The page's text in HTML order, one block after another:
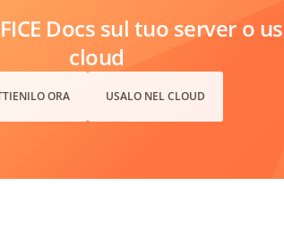
Docs sul tuo server o
cloud
ORA USALO NEL CLOUD